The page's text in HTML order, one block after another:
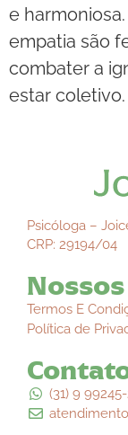
e
empatia são
combater a
estar coletivo.
Psicóloga –
CRP: 29194/04
Termos E
Política de
(31) 9